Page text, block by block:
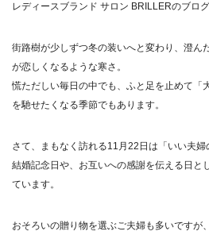
レディースブランド サロン BRILLERのブロ
街路樹が少しずつ冬の装いへと変わり、澄ん
が恋しくなるような寒さ。
慌ただしい毎日の中でも、ふと足を止めて「
を馳せたくなる季節でもあります。
さて、まもなく訪れる11月22日は「いい夫婦
結婚記念日や、お互いへの感謝を伝える日と
ています。
おそろいの贈り物を選ぶご夫婦も多いですが